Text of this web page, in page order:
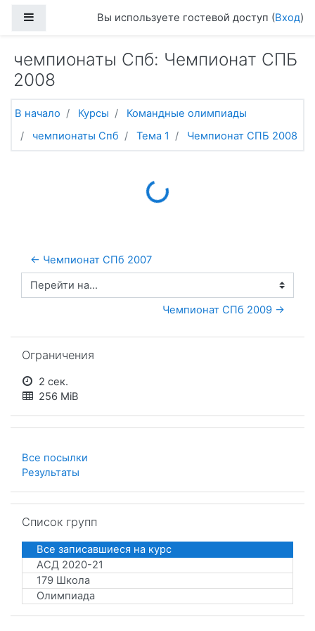
Боковая панельВы используете гостевой доступ (Вход)
чемпионаты Спб: Чемпионат СПБ
2008
В начало Курсы
Командные олимпиады
чемпионаты Спб
Тема 1 Чемпионат СПБ 2008
Loading...
← Чемпионат СПб 2007
Перейти на...
Чемпионат СПб 2009 →
Ограничения
2 сек.
256 MiB
Все посылки
Результаты
Список групп
Все записавшиеся на курс
АСД 2020-21
179 Школа
Олимпиада